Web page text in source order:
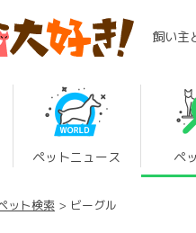
飼い主
ペットニュース ペ
ット検索 ビーグル